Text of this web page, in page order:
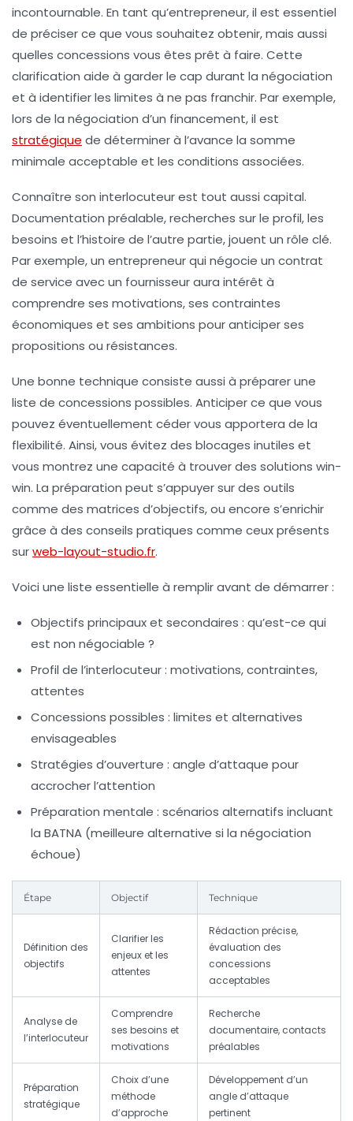
incontournable. En tant qu’entrepreneur, il est essentiel
de préciser ce que vous souhaitez obtenir, mais aussi
quelles concessions vous êtes prêt à faire. Cette
clarification aide à garder le cap durant la négociation
et à identifier les limites à ne pas franchir. Par exemple,
lors de la négociation d’un financement, il est
stratégique de déterminer à l’avance la somme
minimale acceptable et les conditions associées.
Connaître son interlocuteur est tout aussi capital.
Documentation préalable, recherches sur le profil, les
besoins et l’histoire de l’autre partie, jouent un rôle clé.
Par exemple, un entrepreneur qui négocie un contrat
de service avec un fournisseur aura intérêt à
comprendre ses motivations, ses contraintes
économiques et ses ambitions pour anticiper ses
propositions ou résistances.
Une bonne technique consiste aussi à préparer une
liste de concessions possibles. Anticiper ce que vous
pouvez éventuellement céder vous apportera de la
flexibilité. Ainsi, vous évitez des blocages inutiles et
vous montrez une capacité à trouver des solutions win-
win. La préparation peut s’appuyer sur des outils
comme des matrices d’objectifs, ou encore s’enrichir
grâce à des conseils pratiques comme ceux présents
surweb-layout-studio.fr.
Voici une liste essentielle à remplir avant de démarrer :
Objectifs principaux et secondaires : qu’est-ce qui
est non négociable ?
Profil de l’interlocuteur: motivations, contraintes,
attentes
Concessions possibles : limites et alternatives
envisageables
Stratégies d’ouverture : angle d’attaque pour
accrocher l’attention
Préparation mentale : scénarios alternatifs incluant
la BATNA (meilleure alternative si la négociation
échoue)
Étape Objectif Technique
Définition des
objectifs
Clarifier les
enjeux et les
attentes
Rédaction précise,
évaluation des
concessions
acceptables
Analyse de
l’interlocuteur
Comprendre
ses besoins et
motivations
Recherche
documentaire, contacts
préalables
Préparation
stratégique
Choix d’une
méthode
d’approche
Développement d’un
angle d’attaque
pertinent